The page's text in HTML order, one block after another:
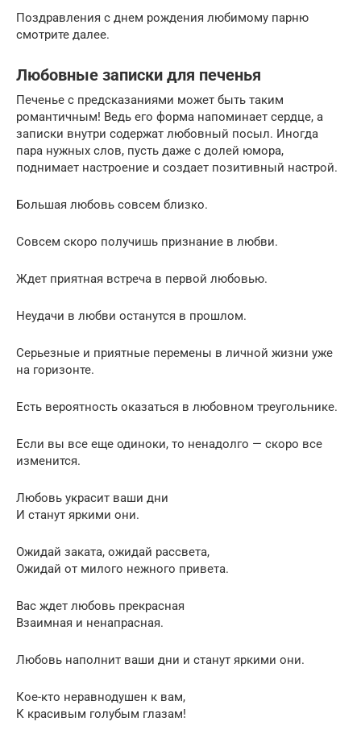
Поздравления с днем рождения любимому парню
смотрите далее.
Любовные записки для печенья
Печенье с предсказаниями может быть таким
романтичным! Ведь его форма напоминает сердце, а
записки внутри содержат любовный посыл. Иногда
пара нужных слов, пусть даже с долей юмора,
поднимает настроение и создает позитивный настрой.
Большая любовь совсем близко.
Совсем скоро получишь признание в любви.
Ждет приятная встреча в первой любовью.
Неудачи в любви останутся в прошлом.
Серьезные и приятные перемены в личной жизни уже
на горизонте.
Есть вероятность оказаться в любовном треугольнике.
Если вы все еще одиноки, то ненадолго — скоро все
изменится.
Любовь украсит ваши дни
И станут яркими они.
Ожидай заката, ожидай рассвета,
Ожидай от милого нежного привета.
Вас ждет любовь прекрасная
Взаимная и ненапрасная.
Любовь наполнит ваши дни и станут яркими они.
Кое-кто неравнодушен к вам,
К красивым голубым глазам!